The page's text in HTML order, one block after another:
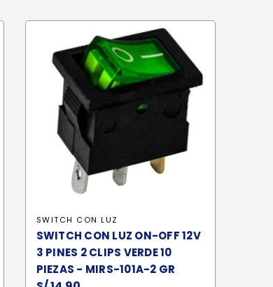
SWITCH CON LUZ
SWITCH CON LUZ ON-OFF 12V
3 PINES 2 CLIPS VERDE 10
PIEZAS - MIRS-101A-2 GR